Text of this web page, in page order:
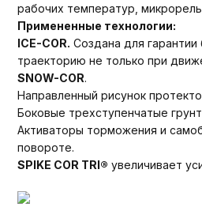
рабочих температур,
Примененные технологии:
ICE-COR. Создана для
траекторию не только при
SNOW-COR.
Направленный рисунок
Боковые трехступенчатые
Активаторы торможения и
повороте.
SPIKE COR TRI® увеличивает